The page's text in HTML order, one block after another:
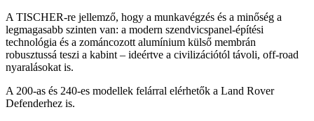
A TISCHER-re jellemző, hogy a munkavégzés és a minőség a
legmagasabb szinten van: a modern szendvicspanel-építési
technológia és a zománcozott alumínium külső membrán
robusztussá teszi a kabint – ideértve a civilizációtól távoli, off-road
nyaralásokat is.
A 200-as és 240-es modellek felárral elérhetők a Land Rover
Defenderhez is.